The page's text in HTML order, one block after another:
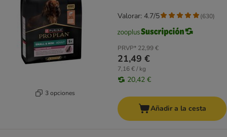
3 opciones
PRVP* 22,99 €
21,49 €
7,16 € / kg
20,42 €
Valorar: 4.7/5 (630)
Añadir a la cesta